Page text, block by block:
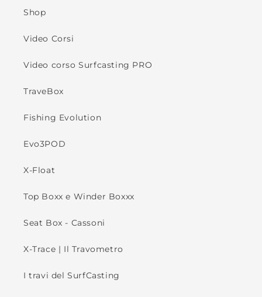
Shop
Video Corsi
Video corso Surfcasting PRO
TraveBox
Fishing Evolution
Evo3POD
X-Float
Top Boxx e Winder Boxxx
Seat Box - Cassoni
X-Trace | Il Travometro
I travi del SurfCasting